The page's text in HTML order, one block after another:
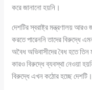
করে জানানো হয়নি।
দেশটির স্বরাষ্ট্র মন্ত্রণালয় আরও
করতে পারেননি তাদের বিরুদ্ধে
অবৈধ অভিবাসীদের বৈধ হতে
কারও বিরুদ্ধে ব্যবস্থা নেওয়া
বিরুদ্ধে এখন কঠোর হচ্ছে দেশটি।